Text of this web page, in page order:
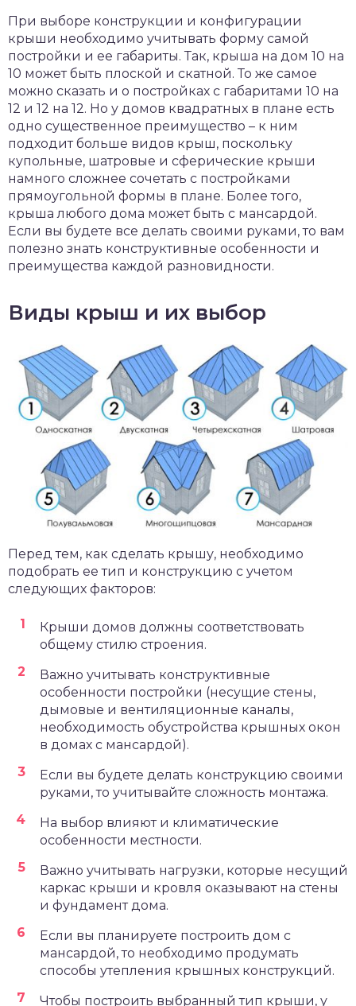
При выборе конструкции и конфигурации
крыши необходимо учитывать форму самой
постройки и ее габариты. Так, крыша на дом 10 на
10 может быть плоской и скатной. То же самое
можно сказать и о постройках с габаритами 10 на
12 и 12 на 12. Но у домов квадратных в плане есть
одно существенное преимущество – к ним
подходит больше видов крыш, поскольку
купольные, шатровые и сферические крыши
намного сложнее сочетать с постройками
прямоугольной формы в плане. Более того,
крыша любого дома может быть с мансардой.
Если вы будете все делать своими руками, то вам
полезно знать конструктивные особенности и
преимущества каждой разновидности.
Виды крыш и их выбор
Перед тем, как сделать крышу, необходимо
подобрать ее тип и конструкцию с учетом
следующих факторов:
Крыши домов должны соответствовать
общему стилю строения.
Важно учитывать конструктивные
особенности постройки (несущие стены,
дымовые и вентиляционные каналы,
необходимость обустройства крышных окон
в домах с мансардой).
Если вы будете делать конструкцию своими
руками, то учитывайте сложность монтажа.
На выбор влияют и климатические
особенности местности.
Важно учитывать нагрузки, которые несущий
каркас крыши и кровля оказывают на стены
и фундамент дома.
Если вы планируете построить дом с
мансардой, то необходимо продумать
способы утепления крышных конструкций.
Чтобы построить выбранный тип крыши, у
крыши и кровли
и уход